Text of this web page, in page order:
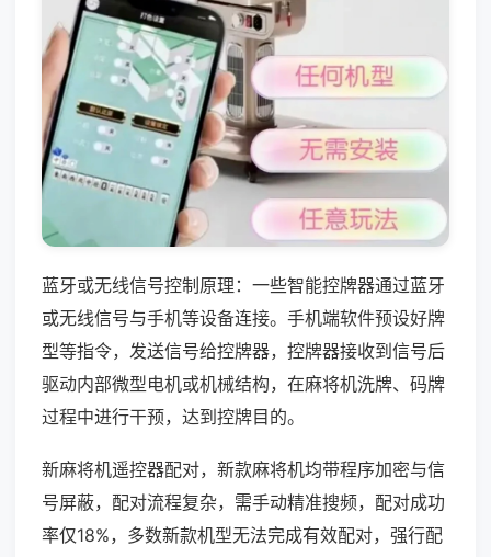
蓝牙或无线信号控制原理：一些智能控牌器通过蓝牙
或无线信号与手机等设备连接。手机端软件预设好牌
型等指令，发送信号给控牌器，控牌器接收到信号后
驱动内部微型电机或机械结构，在麻将机洗牌、码牌
过程中进行干预，达到控牌目的。
新麻将机遥控器配对，新款麻将机均带程序加密与信
号屏蔽，配对流程复杂，需手动精准搜频，配对成功
率仅18%，多数新款机型无法完成有效配对，强行配